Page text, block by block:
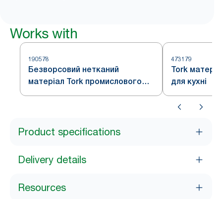
Works with
190578
Безворсовий нетканий
матеріал Tork промислового
призначення
473179
Tork
для кухні
Product specifications
Delivery details
Resources